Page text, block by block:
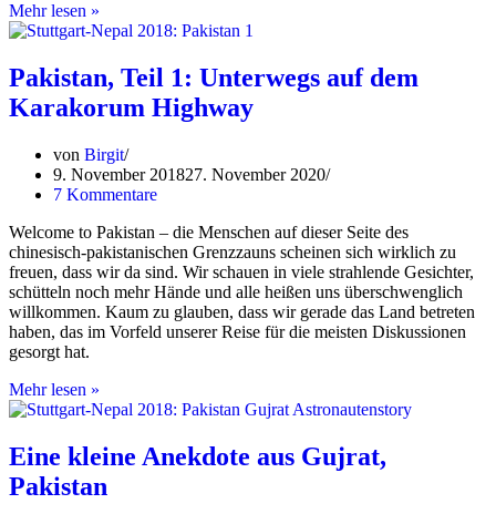
Mehr lesen »
–
sind
bereit
für
wunderbares
Jahr
Pakistan, Teil 1: Unterwegs auf dem
Karakorum Highway
von Birgit
9. November 201827. November 2020
7 Kommentare
Welcome to Pakistan – die Menschen auf dieser Seite des
chinesisch-pakistanischen Grenzzauns scheinen sich wirklich zu
freuen, dass wir da sind. Wir schauen in viele strahlende Gesichter,
schütteln noch mehr Hände und alle heißen uns überschwenglich
willkommen. Kaum zu glauben, dass wir gerade das Land betreten
haben, das im Vorfeld unserer Reise für die meisten Diskussionen
gesorgt hat.
Mehr lesen »
Teil
Unterwegs
auf
dem
Eine kleine Anekdote aus Gujrat,
Pakistan